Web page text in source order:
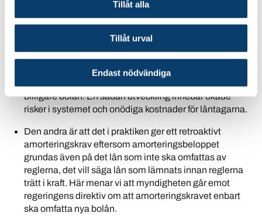
Tillåt alla
Tillåt urval
Endast nödvändiga
i exemplet är 5 000 kronor per månad.
Vi har två invändningar mot
Finansinspektionens förslag:
Den ena är att förslaget ger låntagarna incitament till att
billigare bolån. En sådan utveckling innebär ökade
risker i systemet och onödiga kostnader för låntagarna.
Den andra är att det i praktiken ger ett retroaktivt
amorteringskrav eftersom amorteringsbeloppet
grundas även på det lån som inte ska omfattas av
reglerna, det vill säga lån som lämnats innan reglerna
trätt i kraft. Här menar vi att myndigheten går emot
regeringens direktiv om att amorteringskravet enbart
ska omfatta nya bolån.